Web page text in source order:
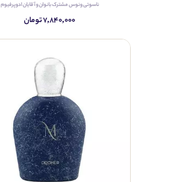
ناسوتی ونوس مشترک بانوان و آقایان ادوپرفیوم
۷,۸۴۰,۰۰۰ تومان